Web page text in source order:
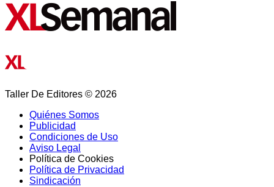
Taller De Editores © 2026
Quiénes Somos
Publicidad
Condiciones de Uso
Aviso Legal
Política de Cookies
Política de Privacidad
Sindicación